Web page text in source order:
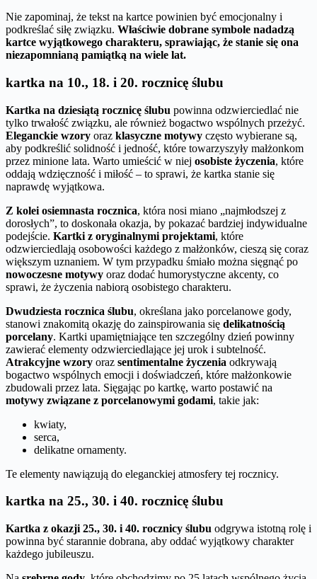
Nie zapominaj, że tekst na kartce powinien być emocjonalny i
podkreślać siłę związku. Właściwie dobrane symbole nadadzą
kartce wyjątkowego charakteru, sprawiając, że stanie się ona
niezapomnianą pamiątką na wiele lat.
kartka na 10., 18. i 20. rocznicę ślubu
Kartka na dziesiątą rocznicę ślubu powinna odzwierciedlać nie
tylko trwałość związku, ale również bogactwo wspólnych przeżyć.
Eleganckie wzory oraz klasyczne motywy często wybierane są,
aby podkreślić solidność i jedność, które towarzyszyły małżonkom
przez minione lata. Warto umieścić w niej osobiste życzenia, które
oddają wdzięczność i miłość – to sprawi, że kartka stanie się
naprawdę wyjątkowa.
Z kolei osiemnasta rocznica, która nosi miano „najmłodszej z
dorosłych”, to doskonała okazja, by pokazać bardziej indywidualne
podejście. Kartki z oryginalnymi projektami, które
odzwierciedlają osobowości każdego z małżonków, cieszą się coraz
większym uznaniem. W tym przypadku śmiało można sięgnąć po
nowoczesne motywy oraz dodać humorystyczne akcenty, co
sprawi, że życzenia nabiorą osobistego charakteru.
Dwudziesta rocznica ślubu, określana jako porcelanowe gody,
stanowi znakomitą okazję do zainspirowania się delikatnością
porcelany. Kartki upamiętniające ten szczególny dzień powinny
zawierać elementy odzwierciedlające jej urok i subtelność.
Atrakcyjne wzory oraz sentimentalne życzenia odkrywają
bogactwo wspólnych emocji i doświadczeń, które małżonkowie
zbudowali przez lata. Sięgając po kartkę, warto postawić na
motywy związane z porcelanowymi godami, takie jak:
kwiaty,
serca,
delikatne ornamenty.
Te elementy nawiązują do eleganckiej atmosfery tej rocznicy.
kartka na 25., 30. i 40. rocznicę ślubu
Kartka z okazji 25., 30. i 40. rocznicy ślubu odgrywa istotną rolę i
powinna być starannie dobrana, aby oddać wyjątkowy charakter
każdego jubileuszu.